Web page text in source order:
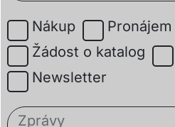
Nákup
Pronájem
Žádost o katalog
Newsletter